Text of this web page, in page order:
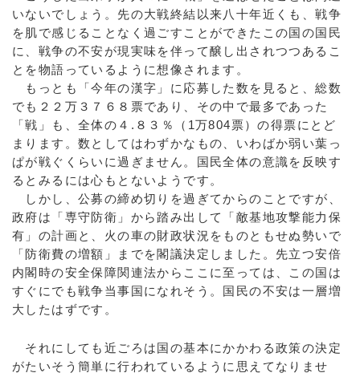
いないでしょう。先の大戦終結以来八十年近くも、戦争
を肌で感じることなく過ごすことができたこの国の国民
に、戦争の不安が現実味を伴って醸し出されつつあるこ
とを物語っているように想像されます。
もっとも「今年の漢字」に応募した数を見ると、総数
でも２２万３７６８票であり、その中で最多であった
「戦」も、全体の４.８３％（1万804票）の得票にとど
まります。数としてはわずかなもの、いわばか弱い葉っ
ぱが戦ぐくらいに過ぎません。国民全体の意識を反映す
るとみるには心もとないようです。
しかし、公募の締め切りを過ぎてからのことですが、
政府は「専守防衛」から踏み出して「敵基地攻撃能力保
有」の計画と、火の車の財政状況をものともせぬ勢いで
「防衛費の増額」までを閣議決定しました。先立つ安倍
内閣時の安全保障関連法からここに至っては、この国は
すぐにでも戦争当事国になれそう。国民の不安は一層増
大したはずです。
それにしても近ごろは国の基本にかかわる政策の決定
がたいそう簡単に行われているように思えてなりませ